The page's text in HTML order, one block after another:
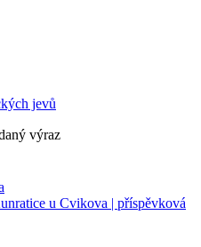
jevů
výraz
u Cvikova | příspěvková